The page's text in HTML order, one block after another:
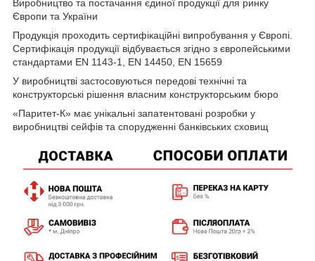
Виробництво та постачання єдиної продукції для ринку
Європи та України
Продукція проходить сертифікаційні випробування у Європі.
Сертифікація продукції відбувається згідно з європейськими
стандартами EN 1143-1, EN 14450, EN 15659
У виробництві застосовуються передові технічні та
конструкторські рішення власним конструкторським бюро
«Паритет-К» має унікальні запатентовані розробки у
виробництві сейфів та спорудженні банківських сховищ